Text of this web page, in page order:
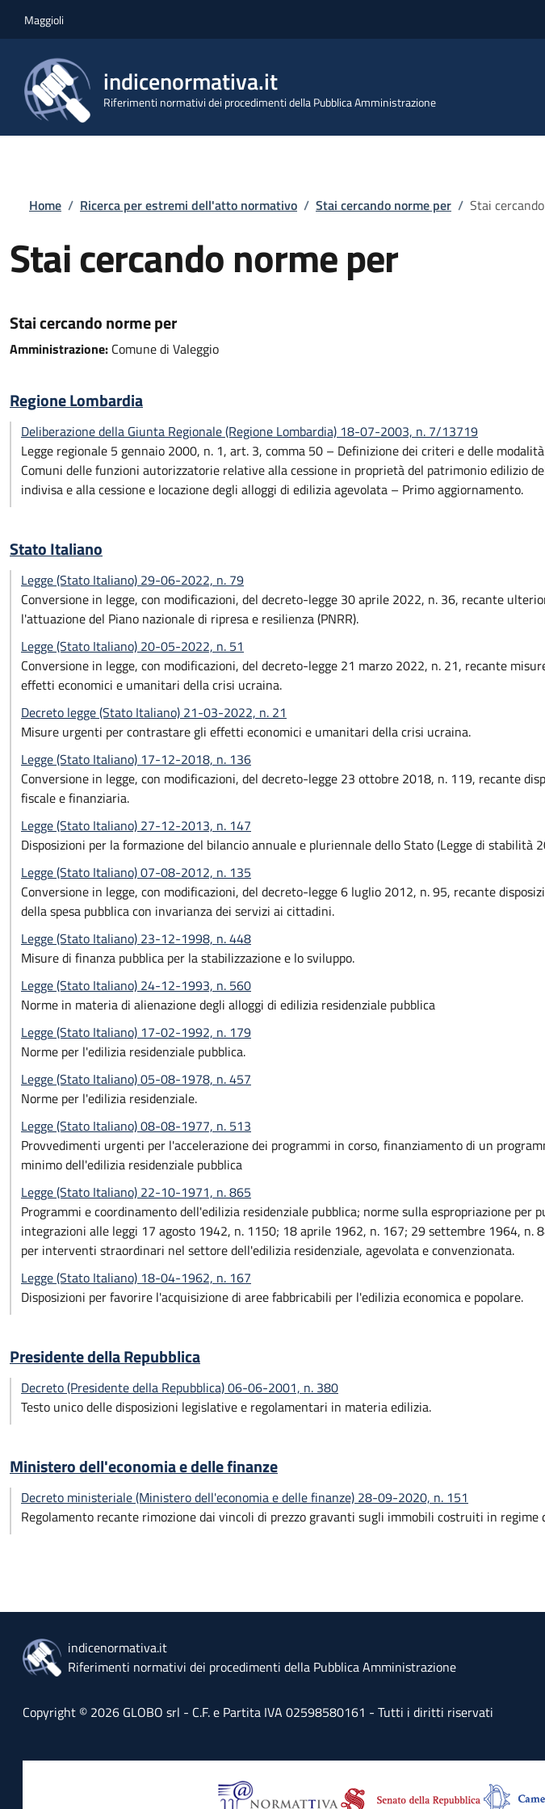
Maggioli
indicenormativa.it
Riferimenti normativi dei procedimenti della Pubblica Amministrazione
Briciole di pane
Home / Ricerca per estremi dell'atto normativo / Stai cercando norme per / Stai
Stai cercando norme per
Stai cercando norme per
Amministrazione: Comune di Valeggio
Regione Lombardia
Deliberazione della Giunta Regionale (Regione Lombardia) 18-07-2003, n. 7/13719
Legge regionale 5 gennaio 2000, n. 1, art. 3, comma 50 – Definizione dei criteri e delle modalità
Comuni delle funzioni autorizzatorie relative alla cessione in proprietà del patrimonio edilizio
indivisa e alla cessione e locazione degli alloggi di edilizia agevolata – Primo aggiornamento.
Stato Italiano
Legge (Stato Italiano) 29-06-2022, n. 79
Conversione in legge, con modificazioni, del decreto-legge 30 aprile 2022, n. 36, recante
l'attuazione del Piano nazionale di ripresa e resilienza (PNRR).
Legge (Stato Italiano) 20-05-2022, n. 51
Conversione in legge, con modificazioni, del decreto-legge 21 marzo 2022, n. 21, recante
effetti economici e umanitari della crisi ucraina.
Decreto legge (Stato Italiano) 21-03-2022, n. 21
Misure urgenti per contrastare gli effetti economici e umanitari della crisi ucraina.
Legge (Stato Italiano) 17-12-2018, n. 136
Conversione in legge, con modificazioni, del decreto-legge 23 ottobre 2018, n. 119, recante
fiscale e finanziaria.
Legge (Stato Italiano) 27-12-2013, n. 147
Disposizioni per la formazione del bilancio annuale e pluriennale dello Stato (Legge di stabilità
Legge (Stato Italiano) 07-08-2012, n. 135
Conversione in legge, con modificazioni, del decreto-legge 6 luglio 2012, n. 95, recante
della spesa pubblica con invarianza dei servizi ai cittadini.
Legge (Stato Italiano) 23-12-1998, n. 448
Misure di finanza pubblica per la stabilizzazione e lo sviluppo.
Legge (Stato Italiano) 24-12-1993, n. 560
Norme in materia di alienazione degli alloggi di edilizia residenziale pubblica
Legge (Stato Italiano) 17-02-1992, n. 179
Norme per l'edilizia residenziale pubblica.
Legge (Stato Italiano) 05-08-1978, n. 457
Norme per l'edilizia residenziale.
Legge (Stato Italiano) 08-08-1977, n. 513
Provvedimenti urgenti per l'accelerazione dei programmi in corso, finanziamento di un
minimo dell'edilizia residenziale pubblica
Legge (Stato Italiano) 22-10-1971, n. 865
Programmi e coordinamento dell'edilizia residenziale pubblica; norme sulla espropriazione per
integrazioni alle leggi 17 agosto 1942, n. 1150; 18 aprile 1962, n. 167; 29 settembre 1964, n.
per interventi straordinari nel settore dell'edilizia residenziale, agevolata e convenzionata.
Legge (Stato Italiano) 18-04-1962, n. 167
Disposizioni per favorire l'acquisizione di aree fabbricabili per l'edilizia economica e popolare.
Presidente della Repubblica
Decreto (Presidente della Repubblica) 06-06-2001, n. 380
Testo unico delle disposizioni legislative e regolamentari in materia edilizia.
Ministero dell'economia e delle finanze
Decreto ministeriale (Ministero dell'economia e delle finanze) 28-09-2020, n. 151
Regolamento recante rimozione dai vincoli di prezzo gravanti sugli immobili costruiti in regime
indicenormativa.it
Riferimenti normativi dei procedimenti della Pubblica Amministrazione
Copyright © 2026 GLOBO srl - C.F. e Partita IVA 02598580161 - Tutti i diritti riservati